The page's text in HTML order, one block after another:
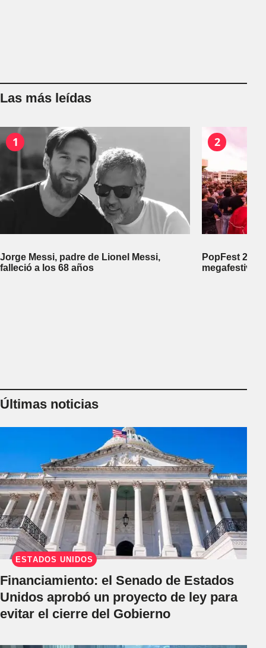
Las más leídas
1
Jorge Messi, padre de Lionel Messi,
falleció a los 68 años
2
PopFest
megafestival
Últimas noticias
ESTADOS UNIDOS
Financiamiento: el Senado de Estados
Unidos aprobó un proyecto de ley para
evitar el cierre del Gobierno